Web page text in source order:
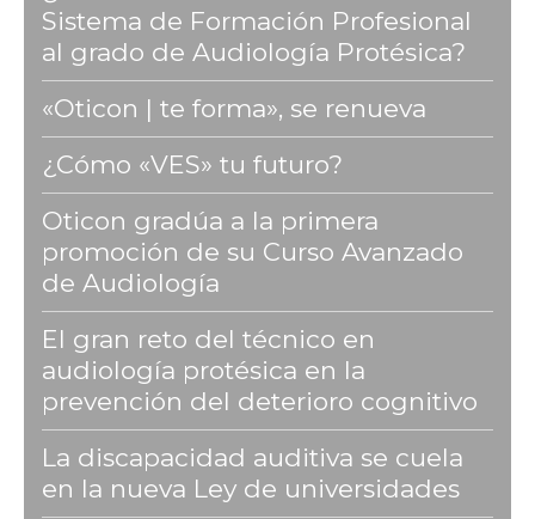
Sistema de Formación Profesional
al grado de Audiología Protésica?
«Oticon | te forma», se renueva
¿Cómo «VES» tu futuro?
Oticon gradúa a la primera
promoción de su Curso Avanzado
de Audiología
El gran reto del técnico en
audiología protésica en la
prevención del deterioro cognitivo
La discapacidad auditiva se cuela
en la nueva Ley de universidades